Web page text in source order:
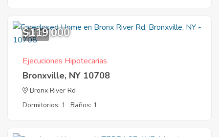
10
$119,000
Ejecuciones Hipotecarias
Bronxville, NY 10708
Bronx River Rd
Dormitorios: 1 Baños: 1